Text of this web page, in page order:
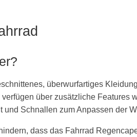
überwurfartiges
über zusätzliche Features
Schnallen zum Anpassen der
dass das Fahrrad